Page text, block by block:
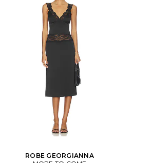
ROBE GEORGIANNA